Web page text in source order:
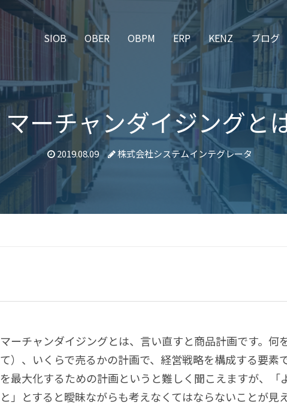
SIOB OBER OBPM ERP KENZ ブログ
マーチャンダイジングと
2019.08.09 株式会社システムインテグレータ
マーチャンダイジングとは、言い直すと商品計画です。何
て）、いくらで売るかの計画で、経営戦略を構成する要素
を最大化するための計画というと難しく聞こえますが、「
と」とすると曖昧ながらも考えなくてはならないことが見